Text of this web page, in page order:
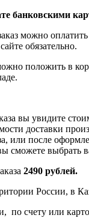
банковскими
можно оплатить
обязательно.
положить в
вы увидите
доставки
или после
сможете выбрать
2490 рублей.
России, в
по счету или